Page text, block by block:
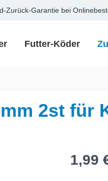
Zurück-Garantie bei
Futter-Köder
2st für
Regulärer
1,99